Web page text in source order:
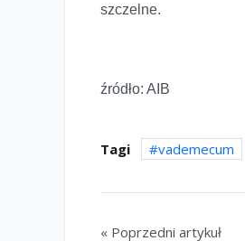
szczelne.
źródło: AIB
Tagi vademecum
« Poprzedni artykuł